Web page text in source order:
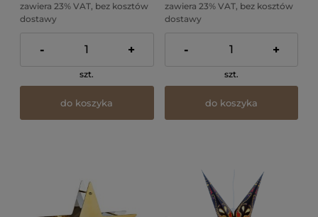
zawiera 23% VAT, bez kosztów
dostawy
- +
szt.
do koszyka
zawiera 23% VAT, bez kosztów
dostawy
- +
szt.
do koszyka